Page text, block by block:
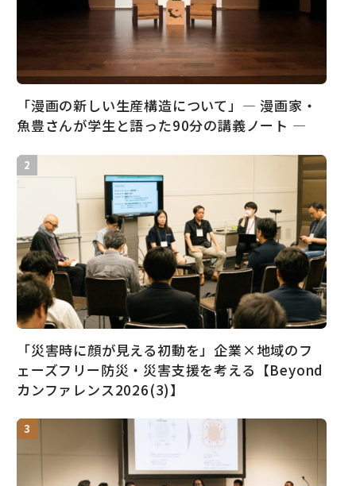
「漫画の新しい生産構造について」― 漫画家・
魚豊さんが学生と語った90分の講義ノート ―
「災害時に顔が見える初動を」企業×地域のフ
ェーズフリー防災・災害支援を考える【Beyond
カンファレンス2026(3)】